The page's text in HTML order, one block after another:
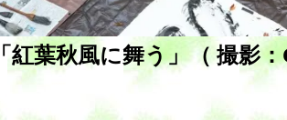
「紅葉秋風に舞う」（ 撮影